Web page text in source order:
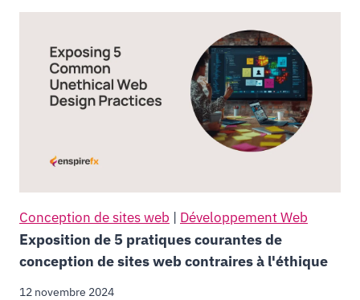
Conception de sites web | Développement Web
Exposition de 5 pratiques courantes de
conception de sites web contraires à l'éthique
12 novembre 2024